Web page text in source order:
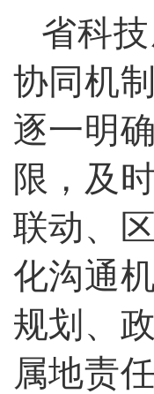
省科
协同机
逐一明
限，及
联动、
化沟通
规划、
属地责